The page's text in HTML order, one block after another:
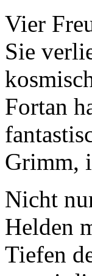
Vier
Sie
Fortan
Grimm,
Nicht
Helden
Tiefen